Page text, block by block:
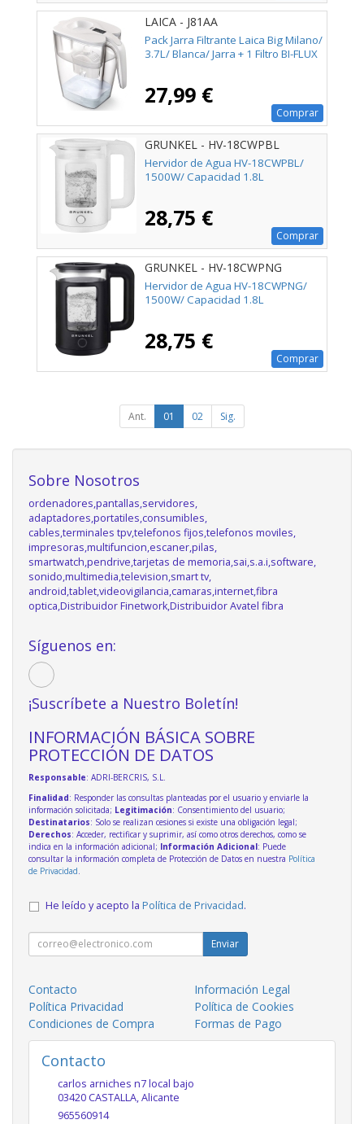
LAICA - J81AA
Pack Jarra Filtrante Laica Big Milano/
3.7L/ Blanca/ Jarra + 1 Filtro BI-FLUX
27,99 €
Comprar
GRUNKEL - HV-18CWPBL
Hervidor de Agua HV-18CWPBL/
1500W/ Capacidad 1.8L
28,75 €
Comprar
GRUNKEL - HV-18CWPNG
Hervidor de Agua HV-18CWPNG/
1500W/ Capacidad 1.8L
28,75 €
Comprar
Ant. 01 02 Sig.
Sobre Nosotros
ordenadores,pantallas,servidores,
adaptadores,portatiles,consumibles,
cables,terminales tpv,telefonos fijos,telefonos moviles,
impresoras,multifuncion,escaner,pilas,
smartwatch,pendrive,tarjetas de memoria,sai,s.a.i,software,
sonido,multimedia,television,smart tv,
android,tablet,videovigilancia,camaras,internet,fibra
optica,Distribuidor Finetwork,Distribuidor Avatel fibra
Síguenos en:
¡Suscríbete a Nuestro Boletín!
INFORMACIÓN BÁSICA SOBRE
PROTECCIÓN DE DATOS
Responsable: ADRI-BERCRIS, S.L.
Finalidad: Responder las consultas planteadas por el usuario y enviarle la
información solicitada; Legitimación: Consentimiento del usuario;
Destinatarios: Solo se realizan cesiones si existe una obligación legal;
Derechos: Acceder, rectificar y suprimir, así como otros derechos, como se
indica en la información adicional; Información Adicional: Puede
consultar la información completa de Protección de Datos en nuestra Política
de Privacidad
He leído y acepto la Política de Privacidad.
Enviar
Contacto
Información Legal
Política Privacidad
Política de Cookies
Condiciones de Compra
Formas de Pago
Contacto
carlos arniches n7 local bajo
03420 CASTALLA,Alicante
965560914